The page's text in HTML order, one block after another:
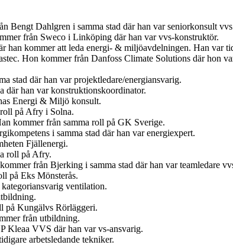
Bengt Dahlgren i samma stad där han var seniorkonsult
från Sweco i Linköping där han var vvs-konstruktör.
kommer att leda energi- & miljöavdelningen. Han var
Hon kommer från Danfoss Climate Solutions där hon
stad där han var projektledare/energiansvarig.
han var konstruktionskoordinator.
Energi & Miljö konsult.
på Afry i Solna.
kommer från samma roll på GK Sverige.
i samma stad där han var energiexpert.
Fjällenergi.
roll på Afry.
från Bjerking i samma stad där han var teamledare
på Eks Mönsterås.
ventilation.
på Kungälvs Rörläggeri.
från utbildning.
Kleaa VVS där han var vs-ansvarig.
arbetsledande tekniker.